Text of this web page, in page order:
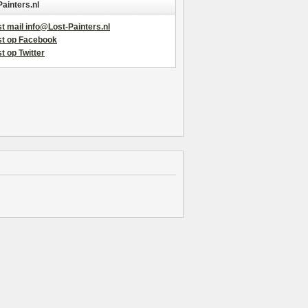
mail info@Lost-Painters.nl
op Facebook
op Twitter